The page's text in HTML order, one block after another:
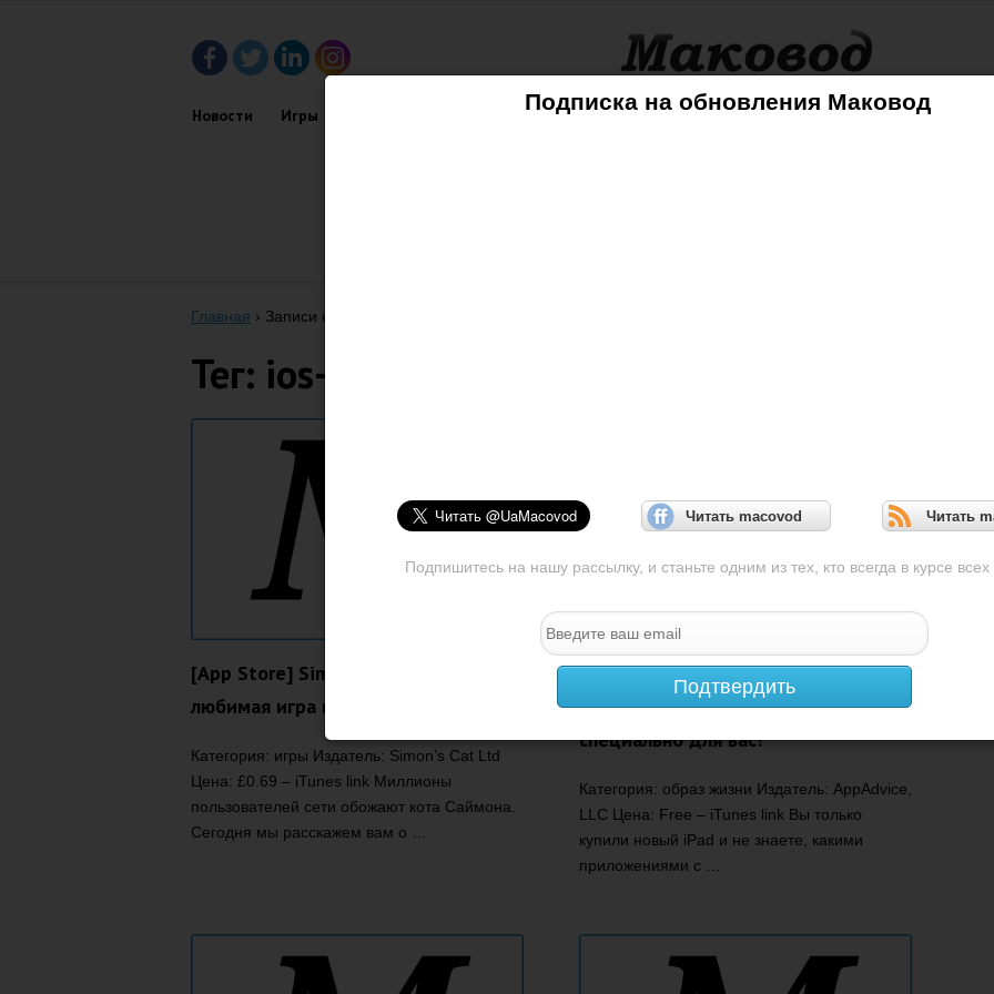
Подписка на обновления Маковод
Читать macovod Читать
Подпишитесь на нашу рассылку, и станьте одним из тех, кто всегда в курсе всех
Подтвердить
Новости Игры Советы Mac iPhone iPad iPod AppleTV
Главная › Записи с тегом "iOS 3.2"
Тег: ios-3-2
[App Store] Simon’s Cat in Cat Chat –
любимая игра всех котоводов!
Категория: игры Издатель: Simon’s Cat Ltd
Цена: £0.69 – iTunes link Миллионы
пользователей сети обожают кота Саймона.
Сегодня мы расскажем вам о …
[App Store] AppStart для iPad
найдет лучшие приложения
специально для вас!
Категория: образ жизни Издатель: AppAdvice,
LLC Цена: Free – iTunes link Вы только
купили новый iPad и не знаете, какими
приложениями с …